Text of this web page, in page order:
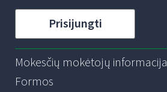
Prisijungti
Mokesčių mokėtojų informacija
Formos